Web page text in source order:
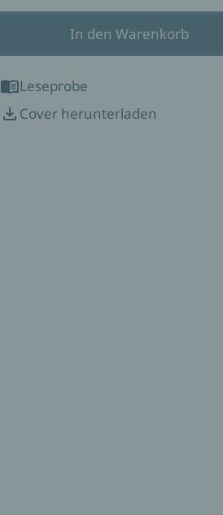
In den Warenkorb
Leseprobe
Cover herunterladen